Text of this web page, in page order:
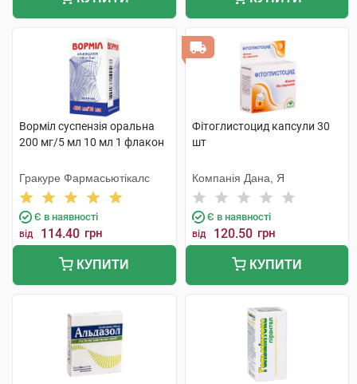
Ворміл суспензія оральна
200 мг/5 мл 10 мл 1 флакон
Гракуре Фармасьютікалс
Є в наявності
від 114.40 грн
КУПИТИ
Фітоглистоцид капсули 30
шт
Компанія Дана, Я
Є в наявності
від 120.50 грн
КУПИТИ